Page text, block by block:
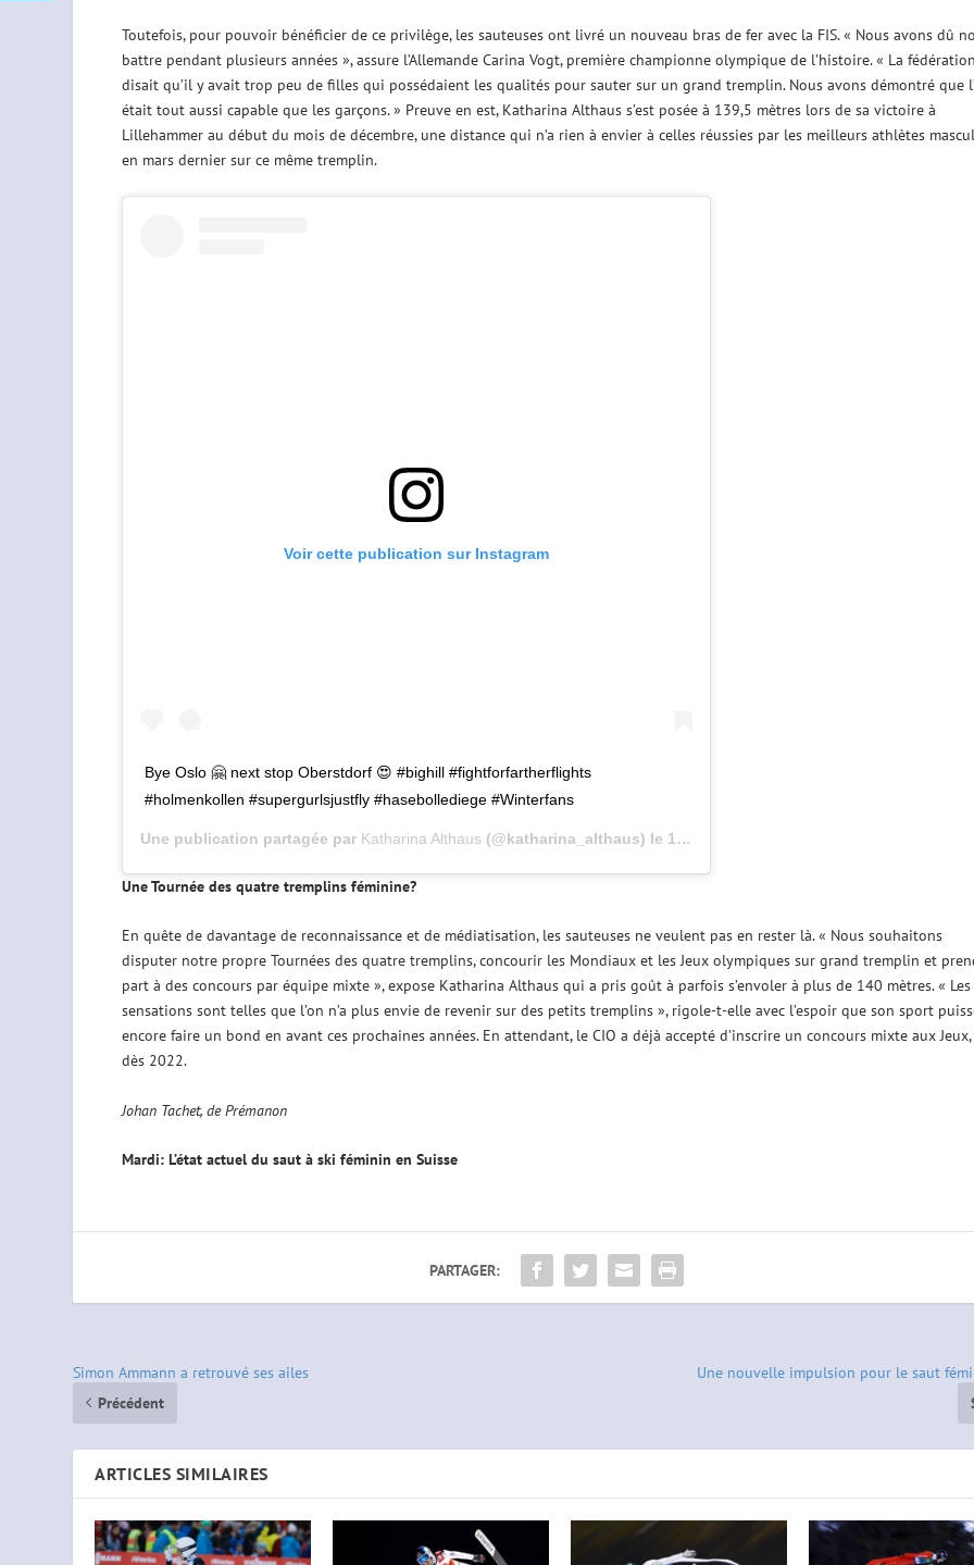
Toutefois, pour pouvoir bénéficier de ce privilège, les sauteuses ont livré un nouveau bras de fer avec la FIS. « Nous avons dû
battre pendant plusieurs années », assure l’Allemande Carina Vogt, première championne olympique de l’histoire. « La
disait qu’il y avait trop peu de filles qui possédaient les qualités pour sauter sur un grand tremplin. Nous avons démontré que
était tout aussi capable que les garçons. » Preuve en est, Katharina Althaus s’est posée à 139,5 mètres lors de sa victoire à
Lillehammer au début du mois de décembre, une distance qui n’a rien à envier à celles réussies par les meilleurs athlètes
en mars dernier sur ce même tremplin.
Voir cette publication sur Instagram
Bye Oslo 🤗 next stop Oberstdorf 😍 #bighill #fightforfartherflights
#holmenkollen #supergurlsjustfly #hasebollediege #Winterfans
Une publication partagée par Katharina Althaus (@katharina_althaus) le 12 Mars 2018 à 12 :40 PDT
Une Tournée des quatre tremplins féminine?
En quête de davantage de reconnaissance et de médiatisation, les sauteuses ne veulent pas en rester là. « Nous souhaitons
disputer notre propre Tournées des quatre tremplins, concourir les Mondiaux et les Jeux olympiques sur grand tremplin et
part à des concours par équipe mixte », expose Katharina Althaus qui a pris goût à parfois s’envoler à plus de 140 mètres. « Les
sensations sont telles que l’on n’a plus envie de revenir sur des petits tremplins », rigole-t-elle avec l’espoir que son sport
encore faire un bond en avant ces prochaines années. En attendant, le CIO a déjà accepté d’inscrire un concours mixte aux Jeux,
dès 2022.
Johan Tachet, de Prémanon
Mardi: L’état actuel du saut à ski féminin en Suisse
PARTAGER:
Simon Ammann a retrouvé ses ailes
Précédent
Une nouvelle impulsion pour le saut
ARTICLES SIMILAIRES